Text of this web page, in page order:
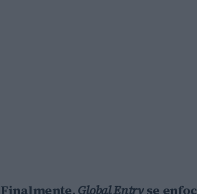
Finalmente, Global Entryse